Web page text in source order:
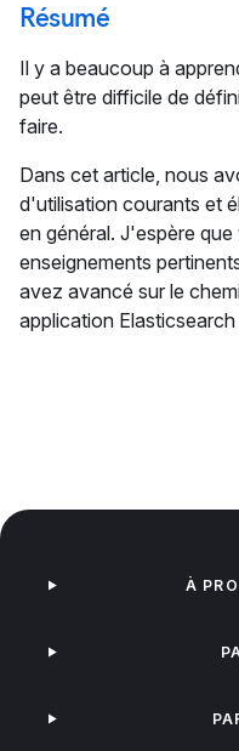
Résumé
Il y a beaucoup à
peut être difficile de
faire.
Dans cet article, nous
d'utilisation courants et
en général. J'espère
enseignements
avez avancé sur le
application
À